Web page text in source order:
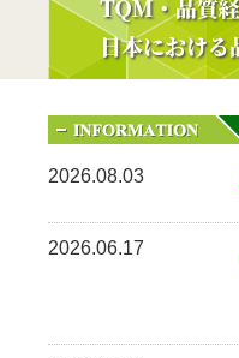
2026.08.03
2026.06.17